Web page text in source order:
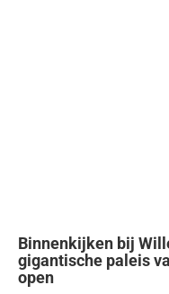
Binnenkijken bij
gigantische paleis
open